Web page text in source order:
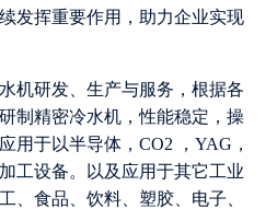
发挥重要作用，助力企业实现
机研发、生产与服务，根据各
制精密冷水机，性能稳定，操
用于以半导体，CO2 ，YAG，
工设备。以及应用于其它工业
、食品、饮料、塑胶、电子、